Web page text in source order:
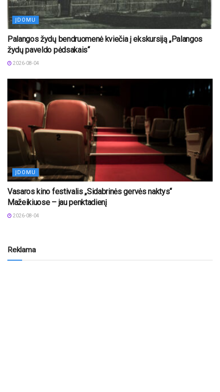
ĮDOMU
Palangos žydų bendruomenė kviečia į ekskursiją „Palangos
žydų paveldo pėdsakais“
2026-08-04
ĮDOMU
Vasaros kino festivalis „Sidabrinės gervės naktys“
Mažeikiuose – jau penktadienį
2026-08-04
Reklama